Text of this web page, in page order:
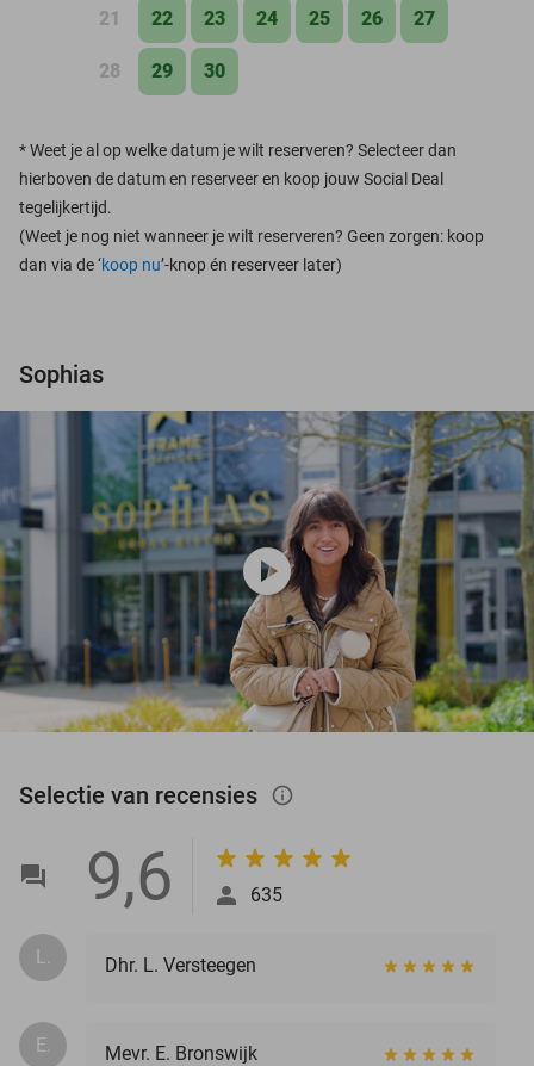
21 22 23 24 25 26 27
28 29 30
*Weet je al op welke datum je wilt reserveren? Selecteer dan
hierboven de datum en reserveer en koop jouw Social Deal
tegelijkertijd.
(Weet je nog niet wanneer je wilt reserveren? Geen zorgen: koop
dan via de ‘koop nu’-knop én reserveer later)
Sophias
play_circle
Selectie van recensies info_outlined
9,6 635
L. Dhr. L. Versteegen
E.
Mevr. E. Bronswijk